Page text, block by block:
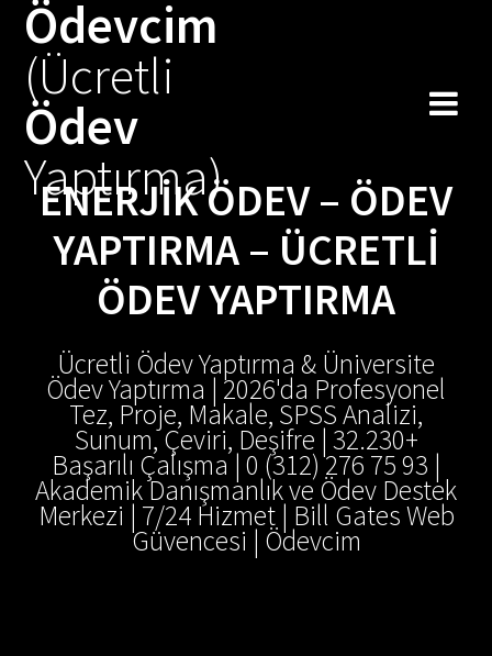
Ödevcim
(Ücretli
Ödev
Yaptırma)
ENERJIK ÖDEV – ÖDEV
YAPTIRMA – ÜCRETLI
ÖDEV YAPTIRMA
Ücretli Ödev Yaptırma & Üniversite
Ödev Yaptırma | 2026'da Profesyonel
Tez, Proje, Makale, SPSS Analizi,
Sunum, Çeviri, Deşifre | 32.230+
Başarılı Çalışma | 0 (312) 276 75 93 |
Akademik Danışmanlık ve Ödev Destek
Merkezi | 7/24 Hizmet | Bill Gates Web
Güvencesi | Ödevcim